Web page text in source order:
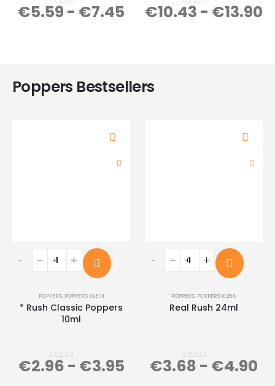
0 out of 5
€5.59 - €7.45 0 out of 5
€10.43 - €13.90
Poppers Bestsellers
POPPERS, POPPERS KLEIN
* Rush Classic Poppers
10ml
0 out of 5
€2.96 - €3.95
POPPERS, POPPERS KLEIN
Real Rush 24ml
0 out of 5
€3.68 - €4.90
- + - +